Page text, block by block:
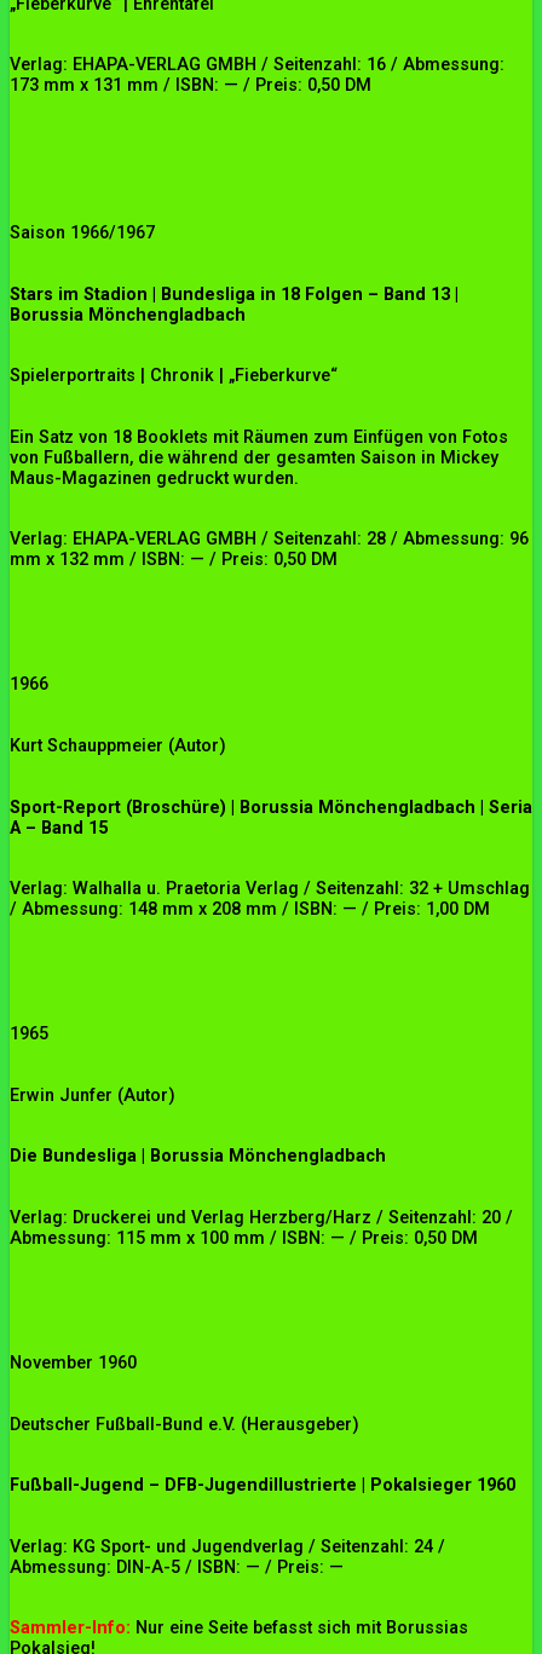
Verlag: EHAPA-VERLAG GMBH / Seitenzahl: 16 / Abmessung:
173 mm x 131 mm / ISBN: — / Preis: 0,50 DM
Saison 1966/1967
Stars im Stadion | Bundesliga in 18 Folgen – Band 13 |
Borussia Mönchengladbach
Spielerportraits | Chronik | „Fieberkurve“
Ein Satz von 18 Booklets mit Räumen zum Einfügen von Fotos
von Fußballern, die während der gesamten Saison in Mickey
Maus-Magazinen gedruckt wurden.
Verlag: EHAPA-VERLAG GMBH / Seitenzahl: 28 / Abmessung: 96
mm x 132 mm / ISBN: — / Preis: 0,50 DM
1966
Kurt Schauppmeier (Autor)
Sport-Report (Broschüre) | Borussia Mönchengladbach | Seria
A – Band 15
Verlag: Walhalla u. Praetoria Verlag / Seitenzahl: 32 + Umschlag
/ Abmessung: 148 mm x 208 mm / ISBN: — / Preis: 1,00 DM
1965
Erwin Junfer (Autor)
Die Bundesliga | Borussia Mönchengladbach
Verlag: Druckerei und Verlag Herzberg/Harz / Seitenzahl: 20 /
Abmessung: 115 mm x 100 mm / ISBN: — / Preis: 0,50 DM
November 1960
Deutscher Fußball-Bund e.V. (Herausgeber)
Fußball-Jugend – DFB-Jugendillustrierte | Pokalsieger 1960
Verlag: KG Sport- und Jugendverlag / Seitenzahl: 24 /
Abmessung: DIN-A-5 / ISBN: — / Preis: —
Sammler-Info: Nur eine Seite befasst sich mit Borussias
Pokalsieg!